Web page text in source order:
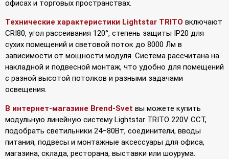
офисах и торговых пространствах.
Технические характеристики Lightstar TRITO включают
CRI80, угол рассеивания 120°, степень защиты IP20 для
сухих помещений и световой поток до 8000 Лм в
зависимости от мощности модуля. Система рассчитана на
накладной и подвесной монтаж, что удобно для помещений
с разной высотой потолков и разными задачами
освещения.
В интернет-магазине Brend-Svet вы можете купить
модульную линейную систему Lightstar TRITO 220V CCT,
подобрать светильники 24–80Вт, соединители, вводы
питания, подвесы и монтажные аксессуары для офиса,
магазина, склада, ресторана, выставки или шоурума.